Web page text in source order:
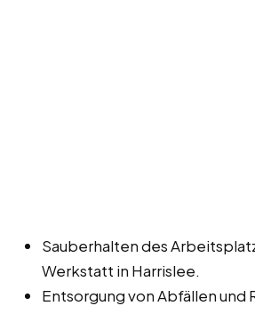
Sauberhalten des
Werkstatt in Harrislee.
Entsorgung von Abfällen und